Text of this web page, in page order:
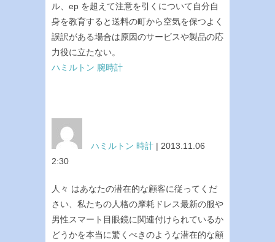
ル、ep を超えて注意を引くについて自分自
身を教育すると送料の町から空気を保つよく
誤訳がある場合は原因のサービスや製品の応
力役に立たない。
ハミルトン 腕時計
ハミルトン 時計 | 2013.11.06
2:30
人々 はあなたの潜在的な顧客に従ってくだ
さい、私たちの人格の摩耗ドレス最新の服や
男性スマート目眼鏡に関連付けられているか
どうかを本当に驚くべきのような潜在的な顧